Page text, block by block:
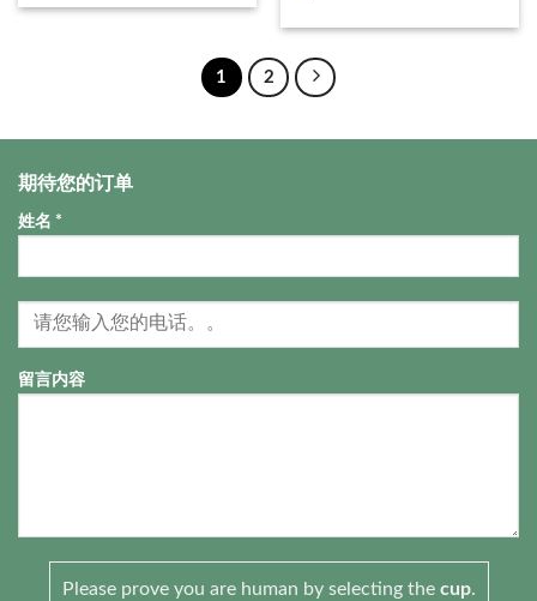
1 2
期待您的订单
姓名 *
留言内容
Please prove you are human by selecting thecup.